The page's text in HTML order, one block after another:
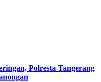
Polresta Tangerang